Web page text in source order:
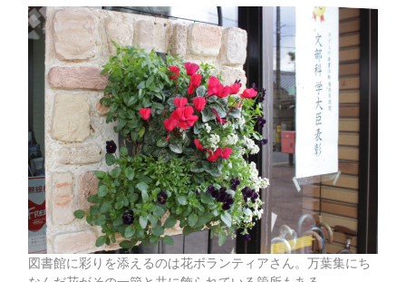
図書館に彩りを添えるのは花ボランティアさん。万葉集にち